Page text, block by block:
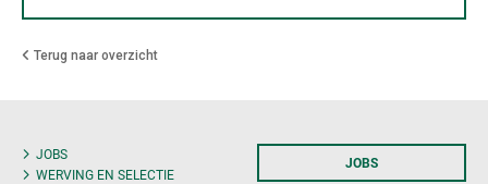
Terug naar overzicht
JOBS
WERVING EN SELECTIE
JOBS